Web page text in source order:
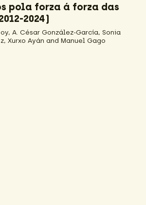
pola forza á forza das
2024)
A. César González-García, Sonia
Xurxo Ayán and Manuel Gago